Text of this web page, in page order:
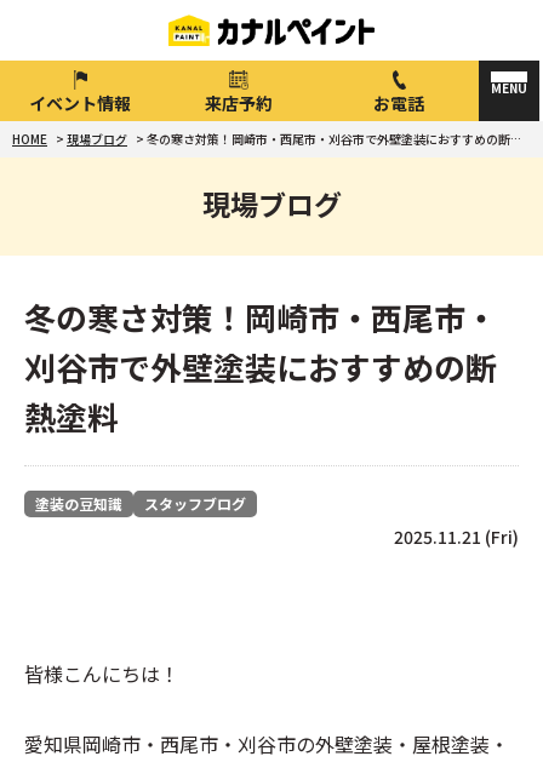
イベント情報 来店予約 お電話
HOME > 現場ブログ > 冬の寒さ対策！岡崎市・西尾市・刈谷市で外壁塗装におすすめの断熱塗料
現場ブログ
冬の寒さ対策！岡崎市・西尾市・
刈谷市で外壁塗装におすすめの断
熱塗料
塗装の豆知識 スタッフブログ
2025.11.21 (Fri)
皆様こんにちは！
愛知県岡崎市・西尾市・刈谷市の外壁塗装・屋根塗装・